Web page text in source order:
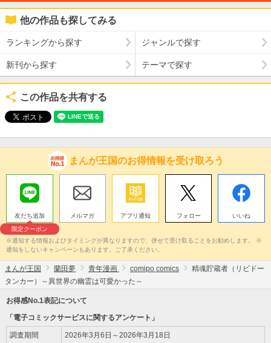
他の作品も探してみる
ランキングから探す ジャンルで探す
新刊から探す テーマで探す
この作品を共有する
まんが王国のお得情報を受け取ろう
友だち追加
限定クーポン
メルマガ アプリ通知 フォロー いいね
※通知する情報およびタイミングが異なりますので、併せて受け取ることをお勧めします。 ※
通知をしないキャンペーンもあります。ご了承ください。
まんが王国 蘭田夢 青年漫画 comipo comics
精魂貯蔵者（リビドー
タンカー）～異世界の幽霊は可愛かった～
お得感No.1表記について
「電子コミックサービスに関するアンケート」
調査期間 2026年3月6日～2026年3月18日